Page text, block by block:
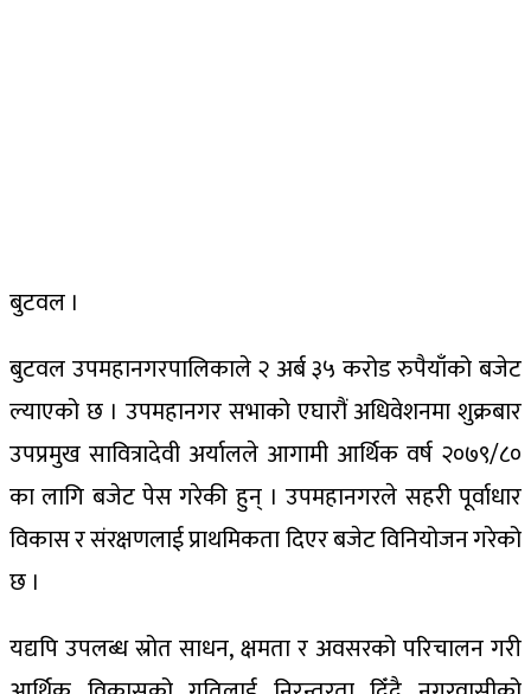
बुटवल ।
बुटवल उपमहानगरपालिकाले २ अर्ब ३५ करोड रुपैयाँको बजेट
ल्याएको छ । उपमहानगर सभाको एघारौं अधिवेशनमा शुक्रबार
उपप्रमुख सावित्रादेवी अर्यालले आगामी आर्थिक वर्ष २०७९/८०
का लागि बजेट पेस गरेकी हुन् । उपमहानगरले सहरी पूर्वाधार
विकास र संरक्षणलाई प्राथमिकता दिएर बजेट विनियोजन गरेको
छ ।
यद्यपि उपलब्ध स्रोत साधन, क्षमता र अवसरको परिचालन गरी